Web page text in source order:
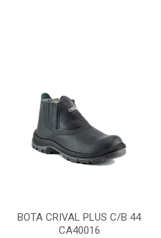
BOTA CRIVAL PLUS C/B 44
CA40016